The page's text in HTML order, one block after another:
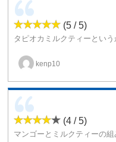
(5 / 5)
kenp10
(4 / 5)